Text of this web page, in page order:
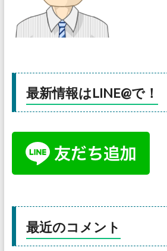
最新情報はLINE@で！
最近のコメント